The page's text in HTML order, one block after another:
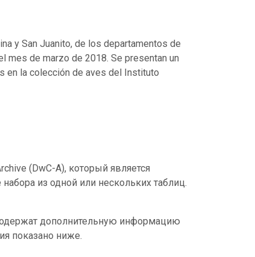
y San Juanito, de los departamentos de
mes de marzo de 2018. Se presentan un
en la colección de aves del Instituto
(DwC-A), который является
из одной или нескольких таблиц.
дополнительную информацию
показано ниже.